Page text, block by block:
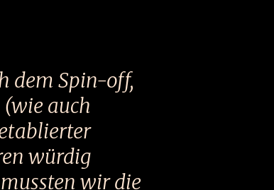
dem Spin-off,
auch
würdig
wir die